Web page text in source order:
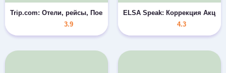
Trip.com: Отели, рейсы, Поезда
3.9
ELSA Speak: Коррекция
4.3